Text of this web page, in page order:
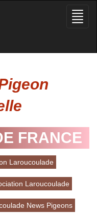
Toggle
FRANCE
Laroucoulade
Laroucoulade
News Pigeons